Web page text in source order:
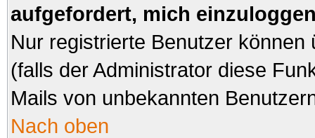
aufgefordert, mich
Nur registrierte Benutzer
(falls der Administrator diese
Mails von unbekannten
Nach oben